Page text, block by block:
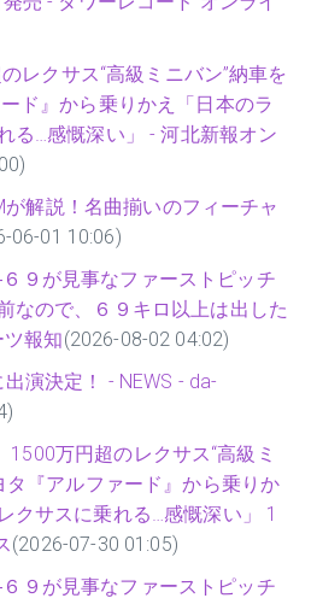
レクサス“高級ミニバン”納車を
ド』から乗りかえ「日本のラ
る…感慨深い」 - 河北新報オン
が解説！名曲揃いのフィーチャ
06-01 10:06)
９が見事なファーストピッチ
なので、６９キロ以上は出した
報知(2026-08-02 04:02)
演決定！ - NEWS - da-
1500万円超のレクサス“高級ミ
タ『アルファード』から乗りか
クサスに乗れる…感慨深い」 1
(2026-07-30 01:05)
９が見事なファーストピッチ